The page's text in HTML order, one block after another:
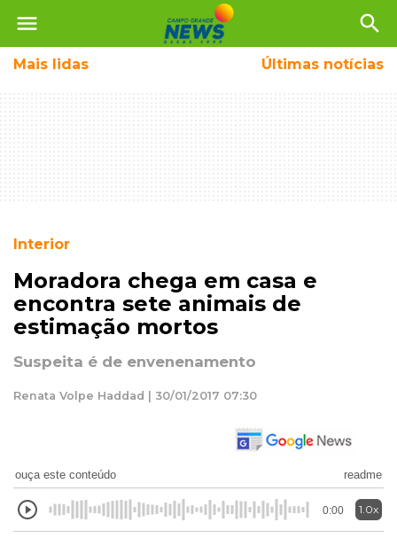
menu search
Mais lidas Últimas notícias
Interior
Moradora chega em casa e
encontra sete animais de
estimação mortos
Suspeita é de envenenamento
Renata Volpe Haddad | 30/01/2017 07:30
ouça este conteúdo readme
0:00 1.0x